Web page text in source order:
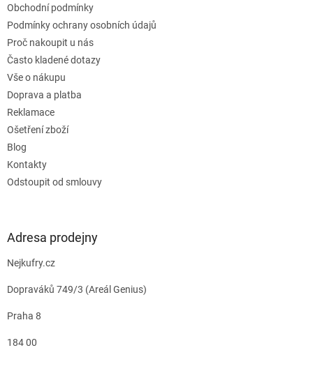
Obchodní podmínky
Podmínky ochrany osobních údajů
Proč nakoupit u nás
Často kladené dotazy
Vše o nákupu
Doprava a platba
Reklamace
Ošetření zboží
Blog
Kontakty
Odstoupit od smlouvy
Adresa prodejny
Nejkufry.cz
Dopraváků 749/3 (Areál Genius)
Praha 8
184 00